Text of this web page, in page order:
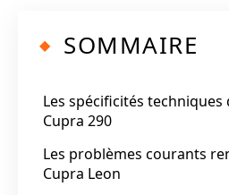
SOMMAIRE
Les spécificités techniques
Cupra 290
Les problèmes courants
Cupra Leon